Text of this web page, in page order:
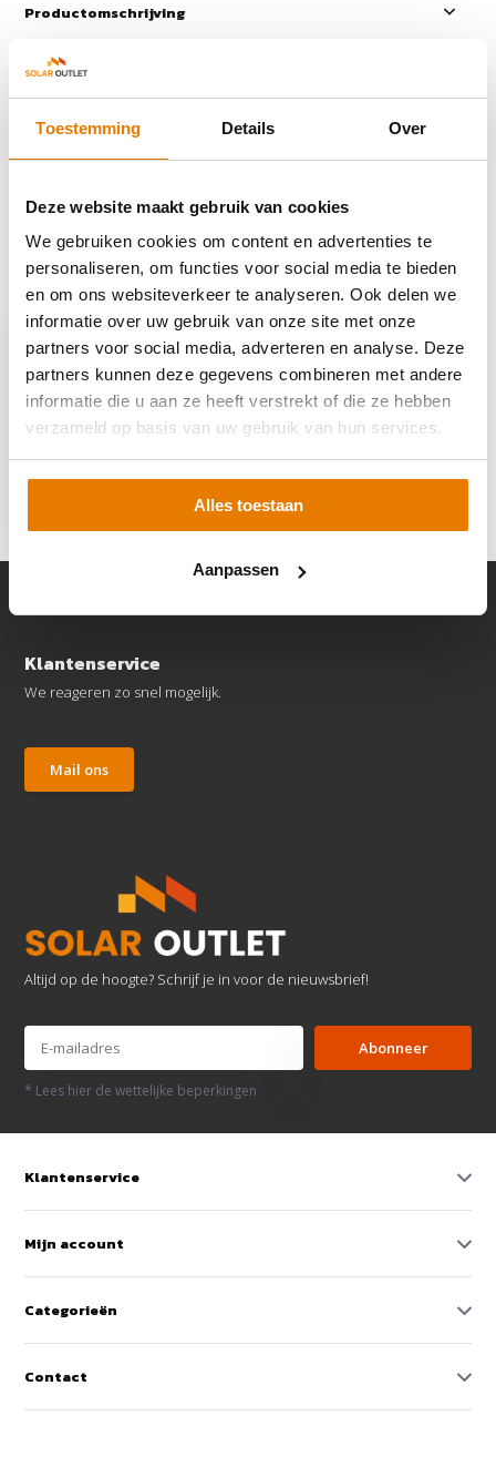
Toestemming Details Over
Deze website maakt gebruik van cookies
We gebruiken cookies om content en advertenties te
personaliseren, om functies voor social media te bieden
en om ons websiteverkeer te analyseren. Ook delen we
informatie over uw gebruik van onze site met onze
partners voor social media, adverteren en analyse. Deze
partners kunnen deze gegevens combineren met andere
informatie die u aan ze heeft verstrekt of die ze hebben
verzameld op basis van uw gebruik van hun services.
Alles toestaan
Aanpassen
Productomschrijving
Specificaties
Delen
Recent bekeken
Klantenservice
We reageren zo snel mogelijk.
Mail ons
Altijd op de hoogte? Schrijf je in voor de nieuwsbrief!
Abonneer
* Lees hier de wettelijke beperkingen
Klantenservice
Mijn account
Categorieën
Contact